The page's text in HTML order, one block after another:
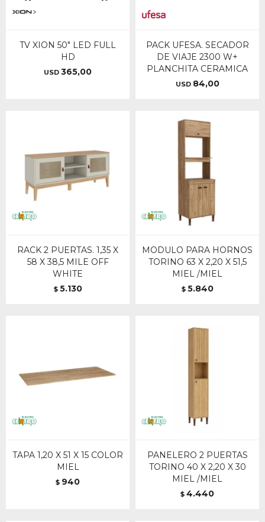
TV XION 50" LED FULL
HD
USD 365,00
PACK UFESA. SECADOR
DE VIAJE 2300 W+
PLANCHITA CERAMICA
USD 84,00
RACK 2 PUERTAS. 1,35 X
58 X 38,5 MILE OFF
WHITE
$ 5.130
MODULO PARA HORNOS
TORINO 63 X 2,20 X 51,5
MIEL /MIEL
$ 5.840
TAPA 1,20 X 51 X 15 COLOR
MIEL
$ 940
PANELERO 2 PUERTAS
TORINO 40 X 2,20 X 30
MIEL /MIEL
$ 4.440